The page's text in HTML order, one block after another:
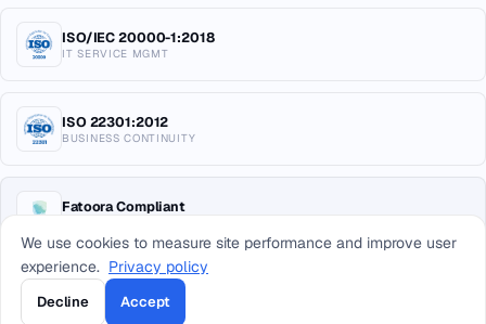
ISO/IEC 20000-1:2018
IT SERVICE MGMT
ISO 22301:2012
BUSINESS CONTINUITY
Fatoora Compliant
© 2026 Arab Sea Information Systems Co. All rights reserved.
We use cookies to measure site performance and improve user
experience. Privacy policy
Decline Accept